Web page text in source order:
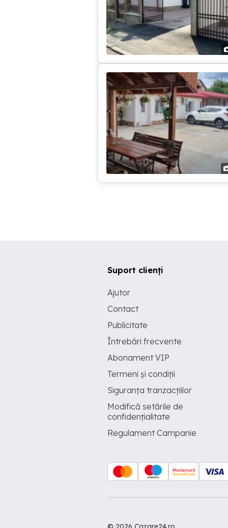
Suport clienți
Ajutor
Contact
Publicitate
Întrebări frecvente
Abonament VIP
Termeni și condiții
Siguranța tranzacțiilor
Modifică setările de
confidențialitate
Regulament Campanie